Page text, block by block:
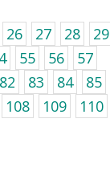
26 27 28
29
55 56
57
82 83 84
85
108 109
110